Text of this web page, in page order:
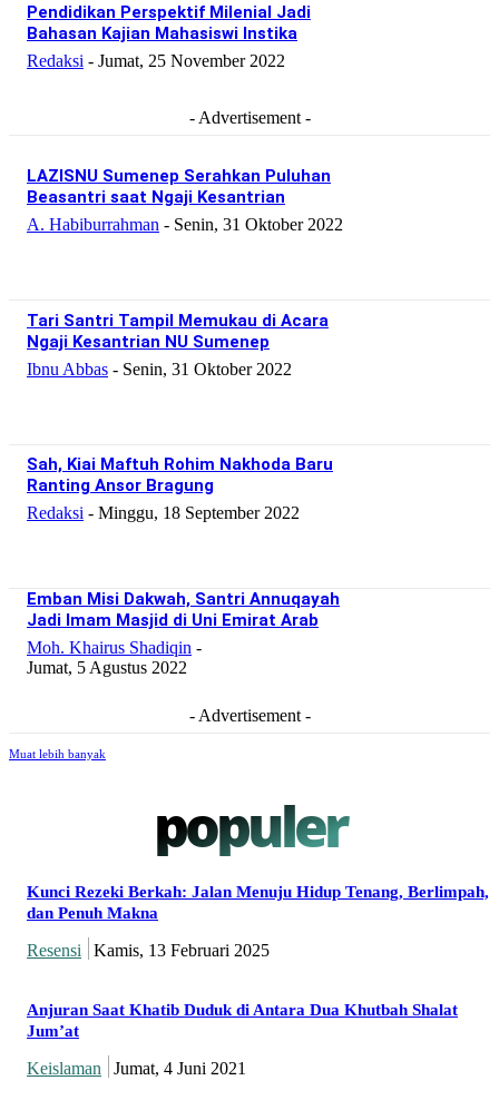
Pendidikan Perspektif Milenial Jadi
Bahasan Kajian Mahasiswi Instika
Redaksi - Jumat, 25 November 2022
- Advertisement -
LAZISNU Sumenep Serahkan Puluhan
Beasantri saat Ngaji Kesantrian
A. Habiburrahman - Senin, 31 Oktober 2022
Tari Santri Tampil Memukau di Acara
Ngaji Kesantrian NU Sumenep
Ibnu Abbas - Senin, 31 Oktober 2022
Sah, Kiai Maftuh Rohim Nakhoda Baru
Ranting Ansor Bragung
Redaksi - Minggu, 18 September 2022
Emban Misi Dakwah, Santri Annuqayah
Jadi Imam Masjid di Uni Emirat Arab
Moh. Khairus Shadiqin -
Jumat, 5 Agustus 2022
- Advertisement -
Muat lebih banyak
populer
Kunci Rezeki Berkah: Jalan Menuju Hidup Tenang, Berlimpah,
dan Penuh Makna
Resensi Kamis, 13 Februari 2025
Anjuran Saat Khatib Duduk di Antara Dua Khutbah Shalat
Jum’at
Keislaman Jumat, 4 Juni 2021